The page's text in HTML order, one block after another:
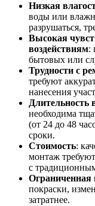
Низкая
воды или
разрушаться,
Высокая
воздействиям:
бытовых или
Трудности с
требуют
нанесения
Длительность
необходима
(от 24 до 48
сроки.
Стоимость:
монтаж
с
Ограниченная
покраски,
затратнее.